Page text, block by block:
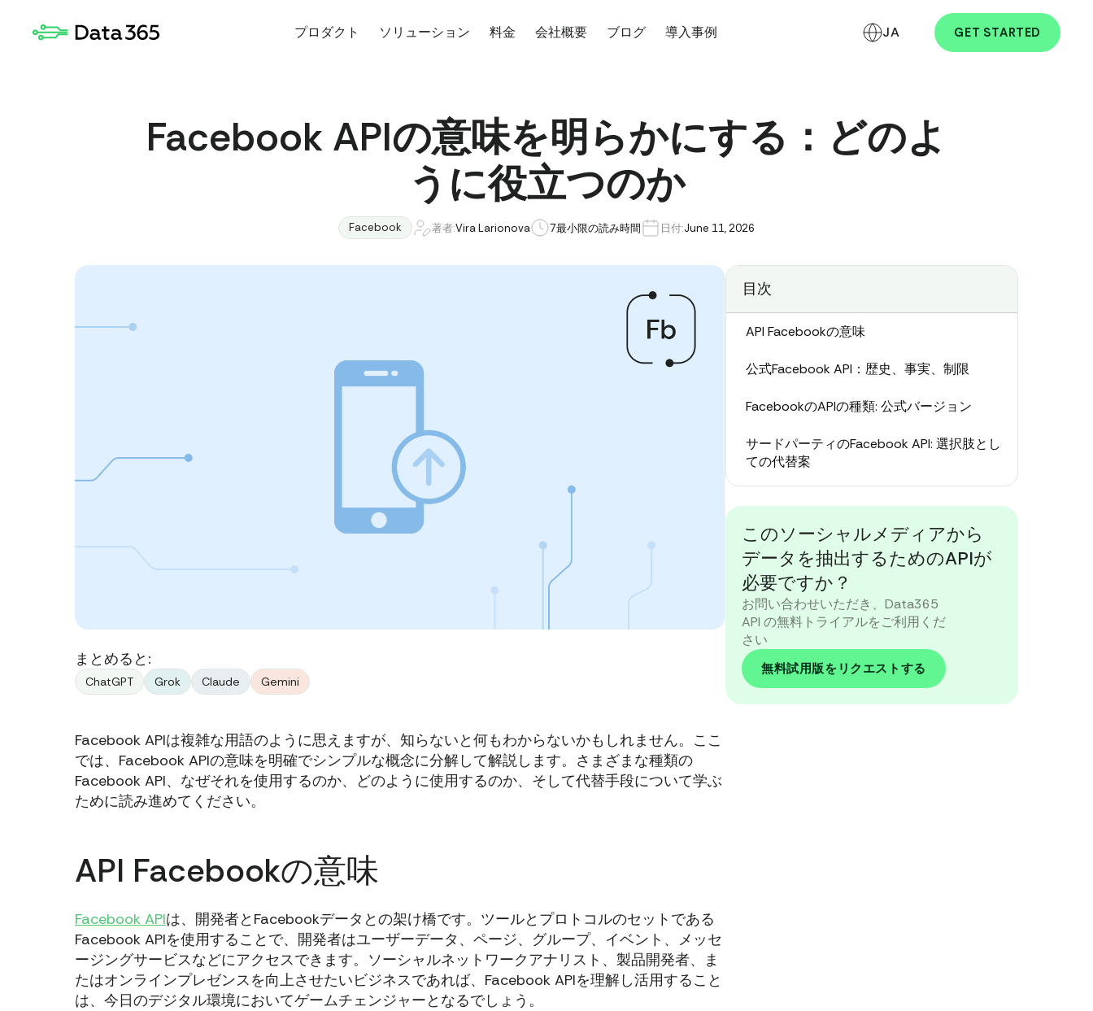
プロダクト ソリューション 料金 会社概要 ブログ 導入事例 JA GET STARTED
Facebook APIの意味を明らかにする：どのよ
うに役立つのか
Facebook 著者:Vira Larionova 7最小限の読み時間 日付:June 11, 2026
まとめると:
ChatGPT Grok Claude Gemini
Facebook APIは複雑な用語のように思えますが、知らないと何もわからないかもしれません。ここ
では、Facebook APIの意味を明確でシンプルな概念に分解して解説します。さまざまな種類の
Facebook API、なぜそれを使用するのか、どのように使用するのか、そして代替手段について学ぶ
ために読み進めてください。
API Facebookの意味
Facebook APIは、開発者とFacebookデータとの架け橋です。ツールとプロトコルのセットである
Facebook APIを使用することで、開発者はユーザーデータ、ページ、グループ、イベント、メッセ
ージングサービスなどにアクセスできます。ソーシャルネットワークアナリスト、製品開発者、ま
たはオンラインプレゼンスを向上させたいビジネスであれば、Facebook APIを理解し活用すること
は、今日のデジタル環境においてゲームチェンジャーとなるでしょう。
目次
API Facebookの意味
公式Facebook API：歴史、事実、制限
FacebookのAPIの種類: 公式バージョン
サードパーティのFacebook API: 選択肢とし
ての代替案
Facebook API: 企業が市場調査を行い、グロ
ーバルな感情を評価する方法
API Facebookの意味: 結論
このソーシャルメディアから
データを抽出するためのAPIが
必要ですか？
お問い合わせいただき、Data365
API の無料トライアルをご利用くだ
さい
無料試用版をリクエストする